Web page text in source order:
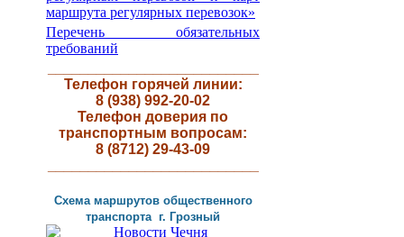
маршрута регулярных перевозок»
Перечень обязательных
требований
Телефон горячей линии:
8 (938) 992-20-02
Телефон доверия по
транспортным вопросам:
8 (8712) 29-43-09
Схема маршрутов общественного
транспорта г. Грозный